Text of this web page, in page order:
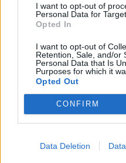
I want to opt-out of
Personal Data for
Opted In
I want to opt-out of
Retention, Sale, and/or
Personal Data that Is
Purposes for which it
Opted Out
CONFIRM
Data Deletion